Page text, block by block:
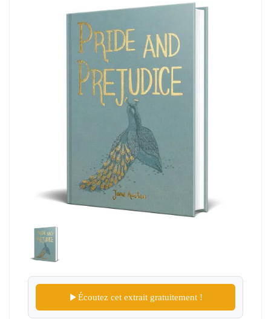
Écoutez cet extrait gratuitement !